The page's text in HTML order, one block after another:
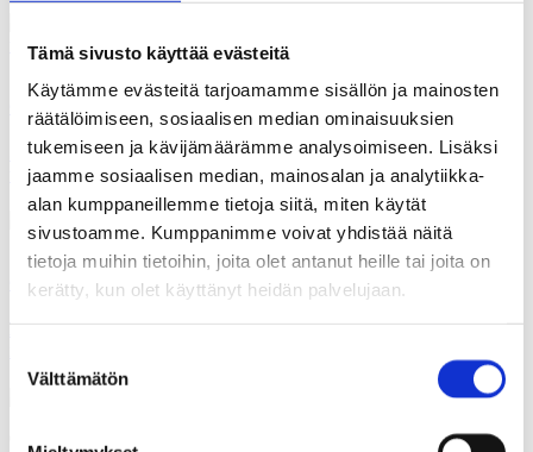
Tämä sivusto käyttää evästeitä
Käytämme evästeitä tarjoamamme sisällön ja mainosten
räätälöimiseen, sosiaalisen median ominaisuuksien
tukemiseen ja kävijämäärämme analysoimiseen. Lisäksi
jaamme sosiaalisen median, mainosalan ja analytiikka-
alan kumppaneillemme tietoja siitä, miten käytät
sivustoamme. Kumppanimme voivat yhdistää näitä
tietoja muihin tietoihin, joita olet antanut heille tai joita on
kerätty, kun olet käyttänyt heidän palvelujaan.
valinta
Välttämätön
18.07.2026
Gallupit
Suomalaisten ilmastotekoja ovat kierrätys, kulutuksesta
tinkiminen ja energian säästäminen
11.07.2026
Gallupit
Kysely: Joka toinen olisi valmis vähentämään yritystukien